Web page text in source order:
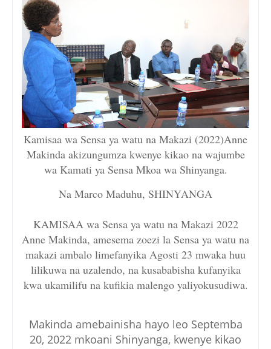
Kamisaa wa Sensa ya watu na Makazi (2022)Anne
Makinda akizungumza kwenye kikao na wajumbe
wa Kamati ya Sensa Mkoa wa Shinyanga.
Na Marco Maduhu, SHINYANGA
KAMISAA wa Sensa ya watu na Makazi 2022
Anne Makinda, amesema zoezi la Sensa ya watu na
makazi ambalo limefanyika Agosti 23 mwaka huu
lilikuwa na uzalendo, na kusababisha kufanyika
kwa ukamilifu na kufikia malengo yaliyokusudiwa.
Makinda amebainisha hayo leo Septemba
20, 2022 mkoani Shinyanga, kwenye kikao